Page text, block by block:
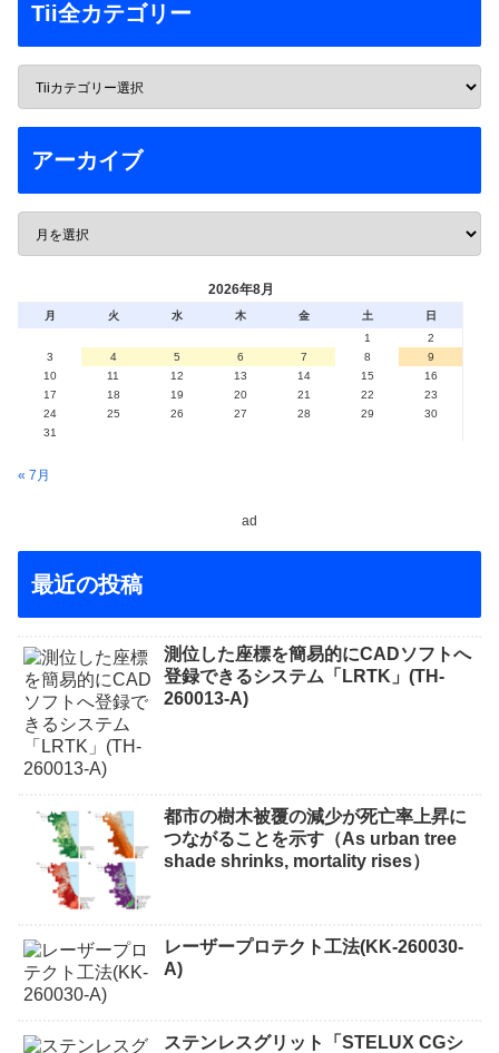
Tii全カテゴリー
アーカイブ
2026年8月
月 火 水 木 金 土
日
1
2
3
4 5 6 7 8
9
10
11 12 13 14 15
16
17
18 19 20 21 22
23
24
25 26 27 28 29
30
31
« 7月
ad
最近の投稿
測位した座標を簡易的にCADソフトへ
登録できるシステム「LRTK」(TH-
260013-A)
都市の樹木被覆の減少が死亡率上昇に
つながることを示す（As urban tree
shade shrinks, mortality rises）
レーザープロテクト⼯法(KK-260030-
A)
ステンレスグリット「STELUX CGシ